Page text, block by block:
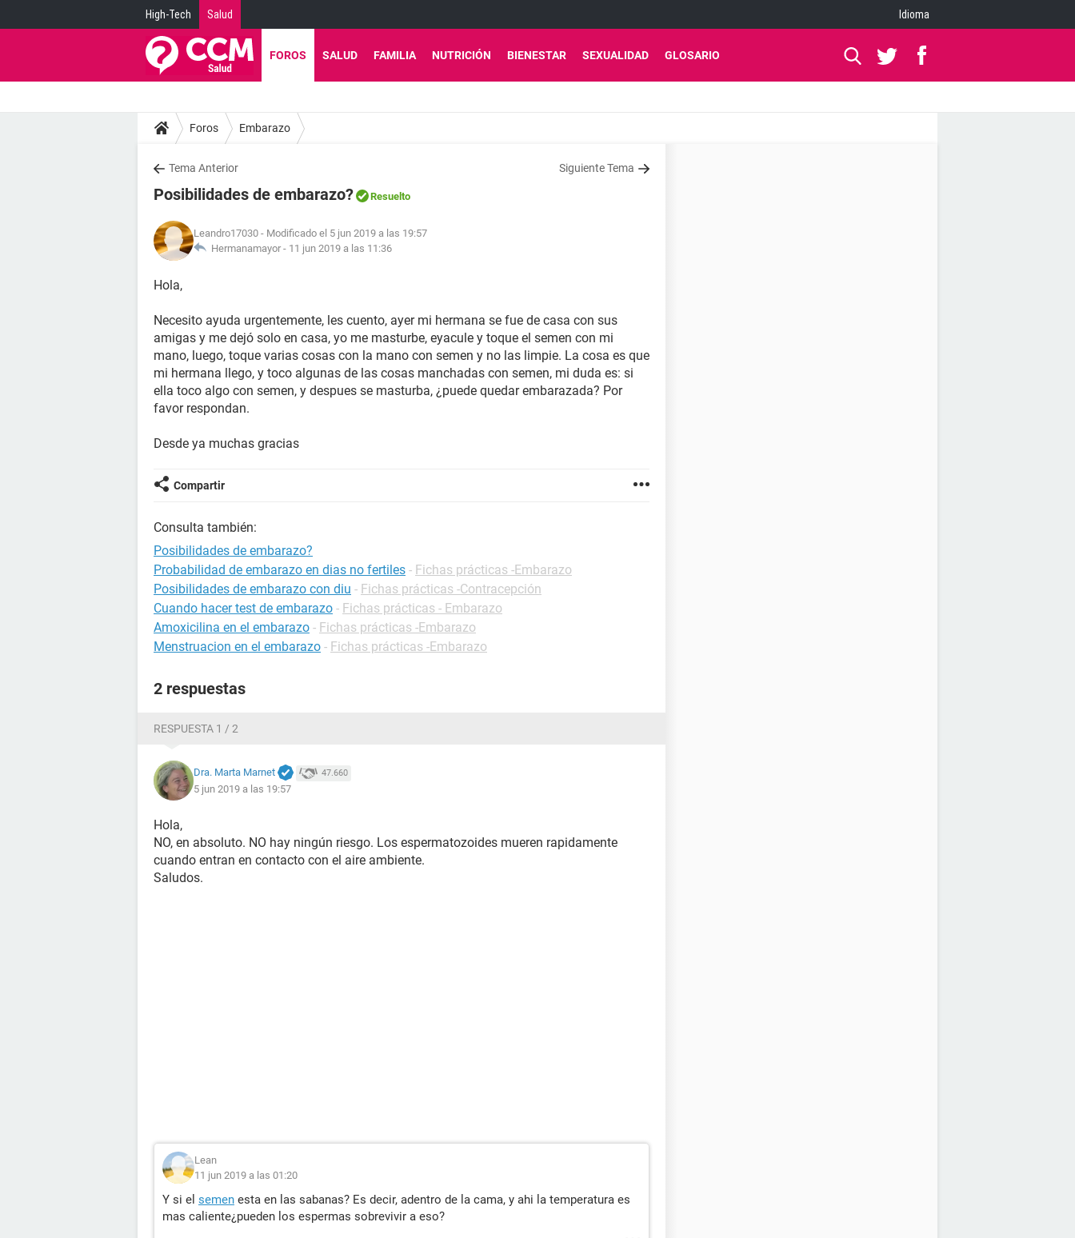
High-Tech Salud Idioma
FOROS SALUD FAMILIA NUTRICIÓN BIENESTAR SEXUALIDAD GLOSARIO
Foros Embarazo
Tema Anterior Siguiente Tema
Posibilidades de embarazo? Resuelto
Leandro17030 - Modificado el 5 jun 2019 a las 19:57
Hermanamayor - 11 jun 2019 a las 11:36
Hola,
Necesito ayuda urgentemente, les cuento, ayer mi hermana se fue de casa con sus
amigas y me dejó solo en casa, yo me masturbe, eyacule y toque el semen con mi
mano, luego, toque varias cosas con la mano con semen y no las limpie. La cosa es que
mi hermana llego, y toco algunas de las cosas manchadas con semen, mi duda es: si
ella toco algo con semen, y despues se masturba, ¿puede quedar embarazada? Por
favor respondan.
Desde ya muchas gracias
Compartir
Consulta también:
Posibilidades de embarazo?
Probabilidad de embarazo en dias no fertiles - Fichas prácticas -Embarazo
Posibilidades de embarazo con diu - Fichas prácticas -Contracepción
Cuando hacer test de embarazo - Fichas prácticas - Embarazo
Amoxicilina en el embarazo - Fichas prácticas -Embarazo
Menstruacion en el embarazo - Fichas prácticas -Embarazo
2 respuestas
RESPUESTA 1 / 2
Dra. Marta Marnet 47.660
5 jun 2019 a las 19:57
Hola,
NO, en absoluto. NO hay ningún riesgo. Los espermatozoides mueren rapidamente
cuando entran en contacto con el aire ambiente.
Saludos.
Lean
11 jun 2019 a las 01:20
Y si el semen esta en las sabanas? Es decir, adentro de la cama, y ahi la temperatura es
mas caliente¿pueden los espermas sobrevivir a eso?